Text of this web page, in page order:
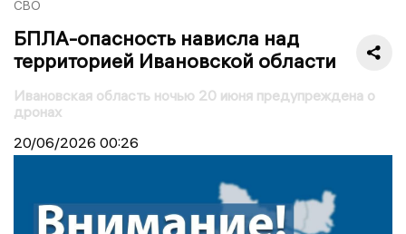
СВО
БПЛА-опасность нависла над
территорией Ивановской области
Ивановская область ночью 20 июня предупреждена о
дронах
20/06/2026 00:26